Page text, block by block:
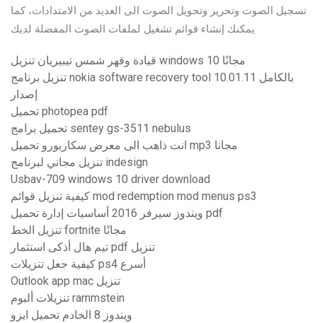
تسجيل الصوت وتحرير وتحويل الصوت الى العديد من الامتدادات، كما
يمكنك إنشاء قوائم تشغيل لملفات الصوت المفضلة لديك
قيادة وقهر شمس تيبيريان تنزيل windows 10 مجانًا
تنزيل برنامج nokia software recovery tool بالكامل 10.01.11
إصدار
تحميل photopea pdf
تحميل برامج sentey gs-3511 nebulus
انت ذاهب الى معرض سكاربورو تحميل mp3 مجانا
تنزيل مجاني لبرنامج indesign
Usbav-709 windows 10 driver download
كيفية تنزيل قوائم mod redemption mod menus ps3
ويندوز سيرفر 2016 أساسيات إدارة تحميل pdf
تنزيل الخط fortnite مجانًا
تيم هال أذكى استثمار pdf تنزيل
كيفية جعل تنزيلات ps4 أسرع
Outlook app mac تنزيل
تنزيلات ألبوم rammstein
ويندوز 8 الخادم تحميل ايزو